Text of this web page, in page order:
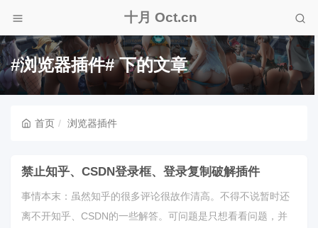
十月 Oct.cn
#浏览器插件# 下的文章
首页 浏览器插件
禁止知乎、CSDN登录框、登录复制破解插件
事情本末：虽然知乎的很多评论很故作清高。不得不说暂时还
离不开知乎、CSDN的一些解答。可问题是只想看看问题，并